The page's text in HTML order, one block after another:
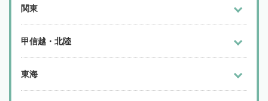
関東
甲信越・北陸
東海